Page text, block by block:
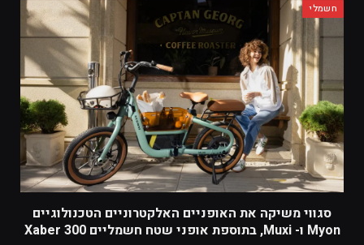
חשמלי
סגווי משיקה את האופניים האלקטרוניים הטכנולוגיים
Myon ו- Muxi, בתוספת אופני שטח חשמליים Xaber 300